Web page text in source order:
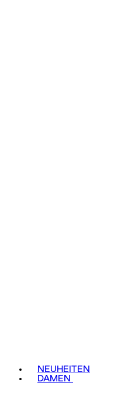
NEUHEITEN
DAMEN